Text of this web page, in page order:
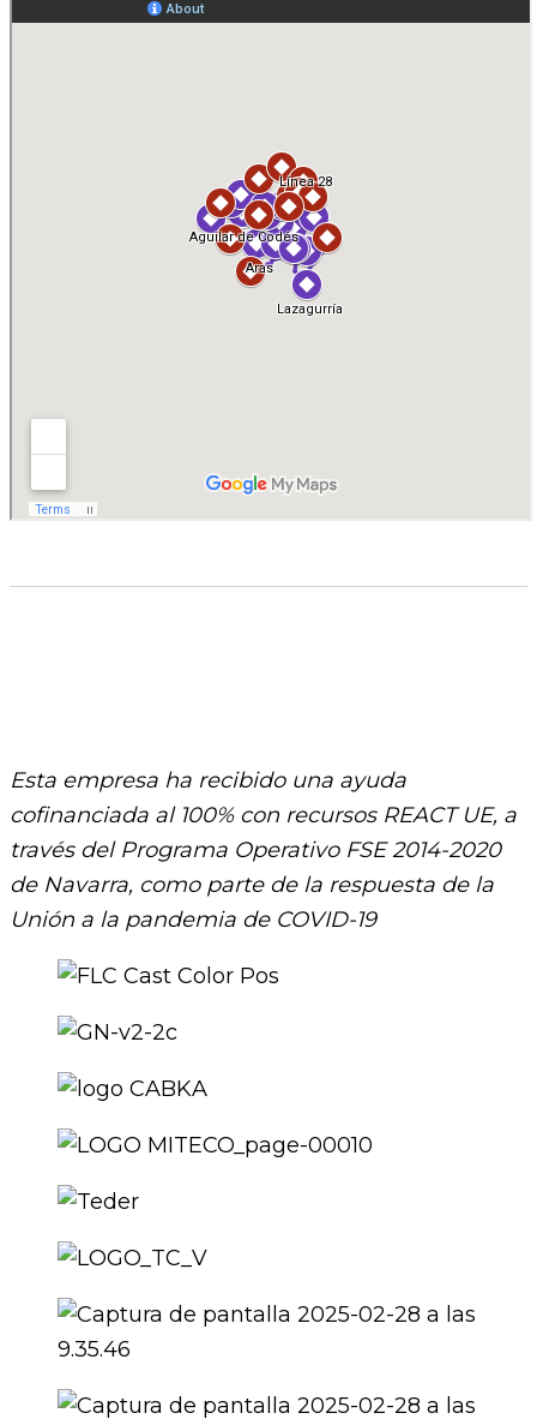
Esta empresa ha recibido una ayuda
cofinanciada al 100% con recursos REACT UE, a
través del Programa Operativo FSE 2014-2020
de Navarra, como parte de la respuesta de la
Unión a la pandemia de COVID-19